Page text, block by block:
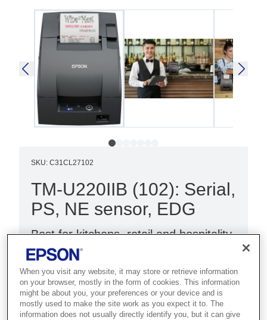
SKU: C31CL27102
TM-U220IIB (102): Serial,
PS, NE sensor, EDG
Best for kitchens, retail and hospitality
that need reliable, drop-in dot matrix
receipt printing.
Impact receipt printing
Drop-in paper load
When you visit any website, it may store or retrieve information
on your browser, mostly in the form of cookies. This information
might be about you, your preferences or your device and is
mostly used to make the site work as you expect it to. The
information does not usually directly identify you, but it can give